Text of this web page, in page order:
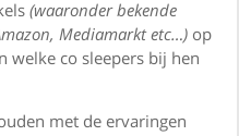
(waaronder bekende
Mediamarkt etc…) op
welke co sleepers bij hen
met de ervaringen